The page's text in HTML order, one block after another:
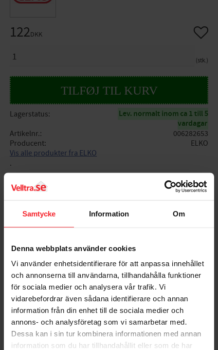
Samtycke Information Om
Denna webbplats använder cookies
Vi använder enhetsidentifierare för att anpassa innehållet
och annonserna till användarna, tillhandahålla funktioner
för sociala medier och analysera vår trafik. Vi
vidarebefordrar även sådana identifierare och annan
information från din enhet till de sociala medier och
annons- och analysföretag som vi samarbetar med.
Dessa kan i sin tur kombinera informationen med annan
information som du har tillhandahållit eller som de har
122DKK
stk.
Gem
Lagerstatus
Lev. normalt inom ca 1 till 5
vardagar
Artikelnr.
006282653
Producent
ELKO
Vis alle produkter fra ELKO
.
Bedømmelser
Bliv den første, der giver en bedømmelse.